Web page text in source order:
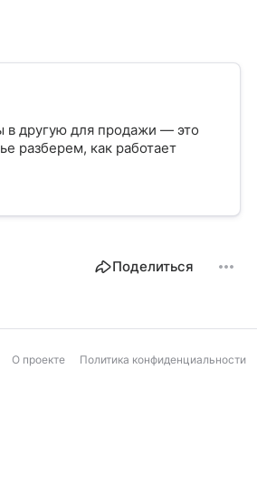
в другую для продажи — это
разберем, как работает
Поделиться
О проекте Политика конфиденциальности